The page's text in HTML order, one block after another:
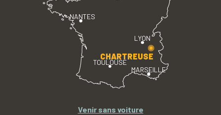
LYON
TOULOUSE
MARSEILLE
NANTES
CHARTREUSE
Venir sans voiture